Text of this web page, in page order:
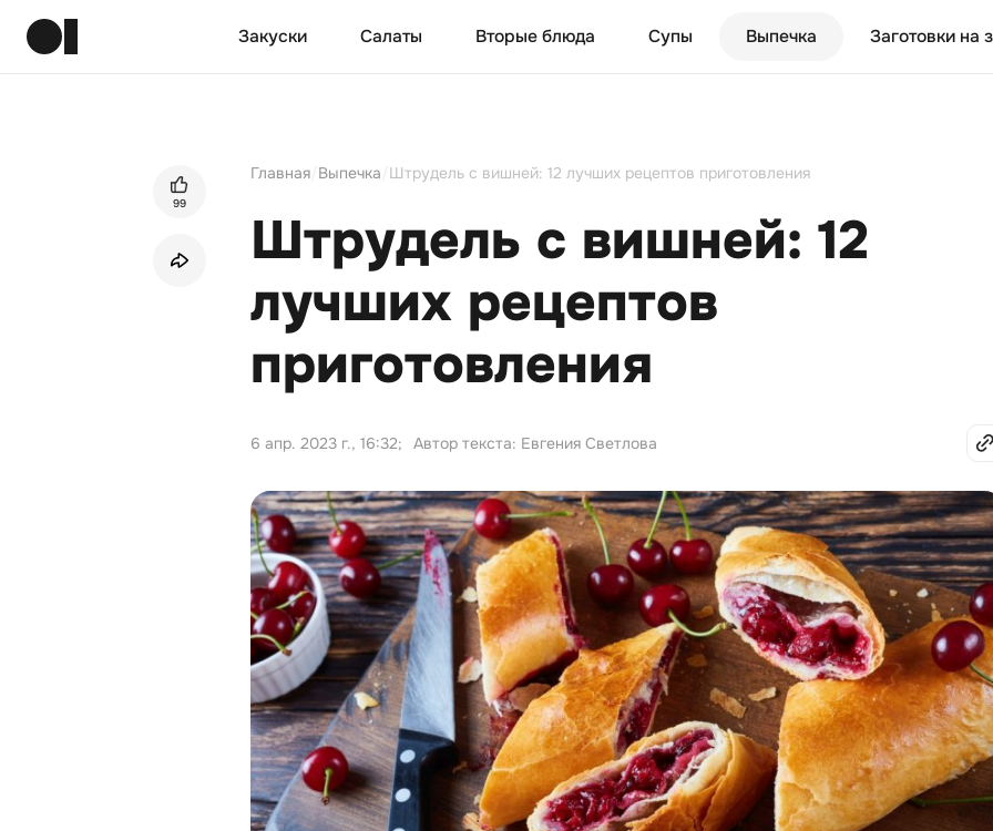
Закуски Салаты Вторые блюда Супы Выпечка Заготовки на
99
Главная Выпечка Штрудель с вишней: 12 лучших рецептов приготовления
Штрудель с вишней: 12
лучших рецептов
приготовления
6 апр. 2023 г., 16:32; Автор текста: Евгения Светлова